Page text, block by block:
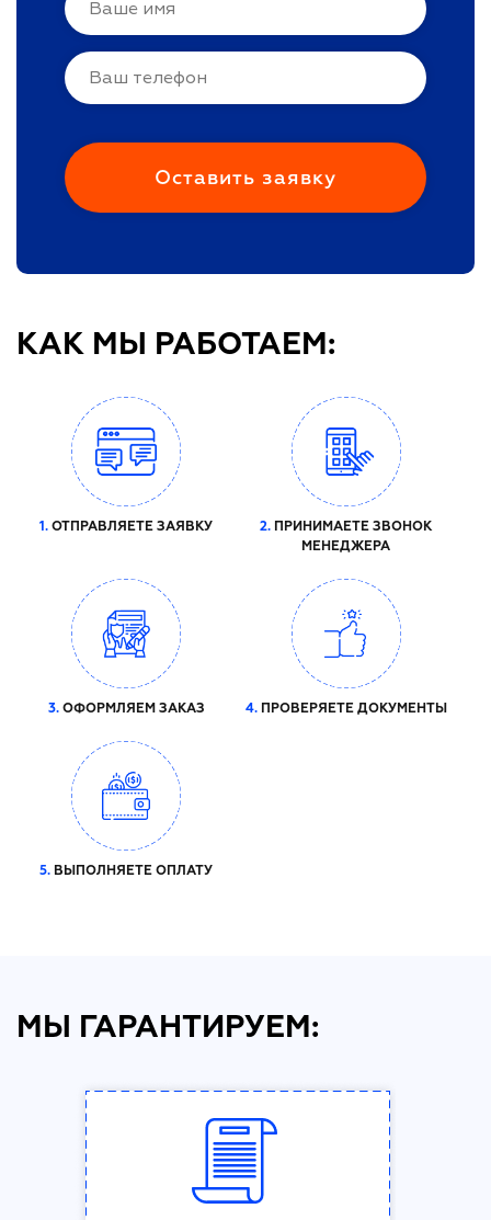
КАК МЫ РАБОТАЕМ:
1. ОТПРАВЛЯЕТЕ ЗАЯВКУ 2. ПРИНИМАЕТЕ ЗВОНОК
МЕНЕДЖЕРА
3.ОФОРМЛЯЕМ ЗАКАЗ 4.ПРОВЕРЯЕТЕ ДОКУМЕНТЫ
5. ВЫПОЛНЯЕТЕ ОПЛАТУ
МЫ ГАРАНТИРУЕМ: